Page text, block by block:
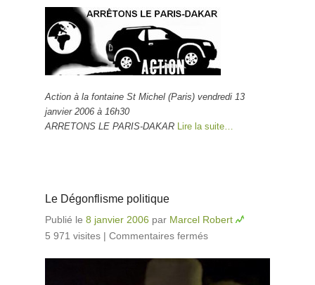
motorisée
Action à la fontaine St Michel (Paris) vendredi 13
janvier 2006 à 16h30
ARRETONS LE PARIS-DAKAR Lire la suite…
Le Dégonflisme politique
Publié le 8 janvier 2006 par Marcel Robert
5 971 visites | Commentaires fermés